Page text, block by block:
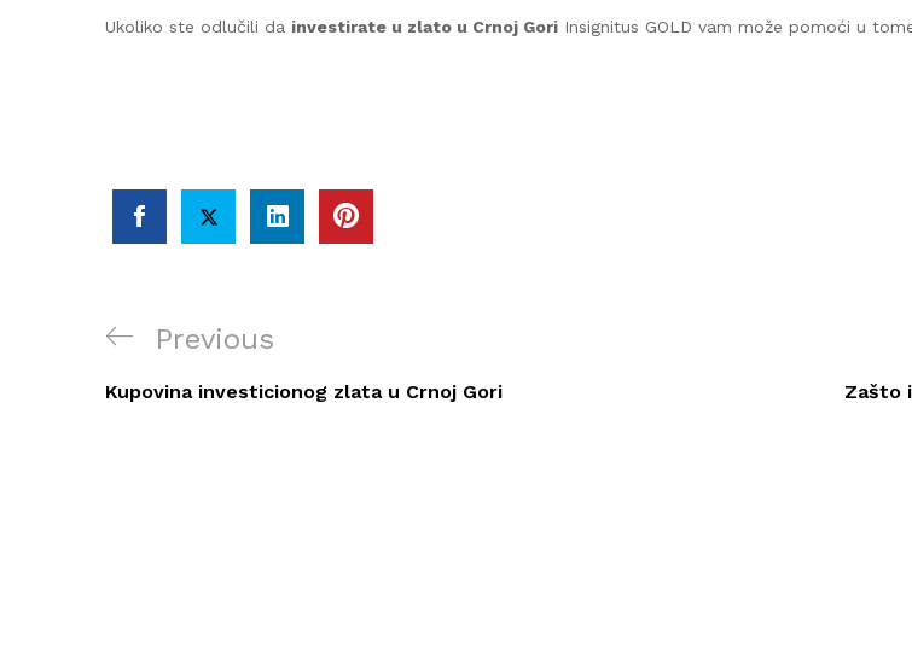
Ukoliko ste odlučili da investirate u zlato u Crnoj Gori Insignitus GOLD vam može pomoći u
Post
navigation
Previous
Post
Previous
Kupovina investicionog zlata u Crnoj Gori Zašto